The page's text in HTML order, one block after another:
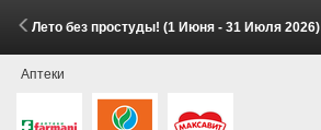
Лето без простуды! (1 Июня - 31 Июля 2026)
Аптеки